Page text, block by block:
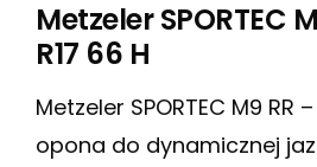
Metzeler SPORTEC
R17 66 H
Metzeler SPORTEC M9 RR
opona do dynamicznej